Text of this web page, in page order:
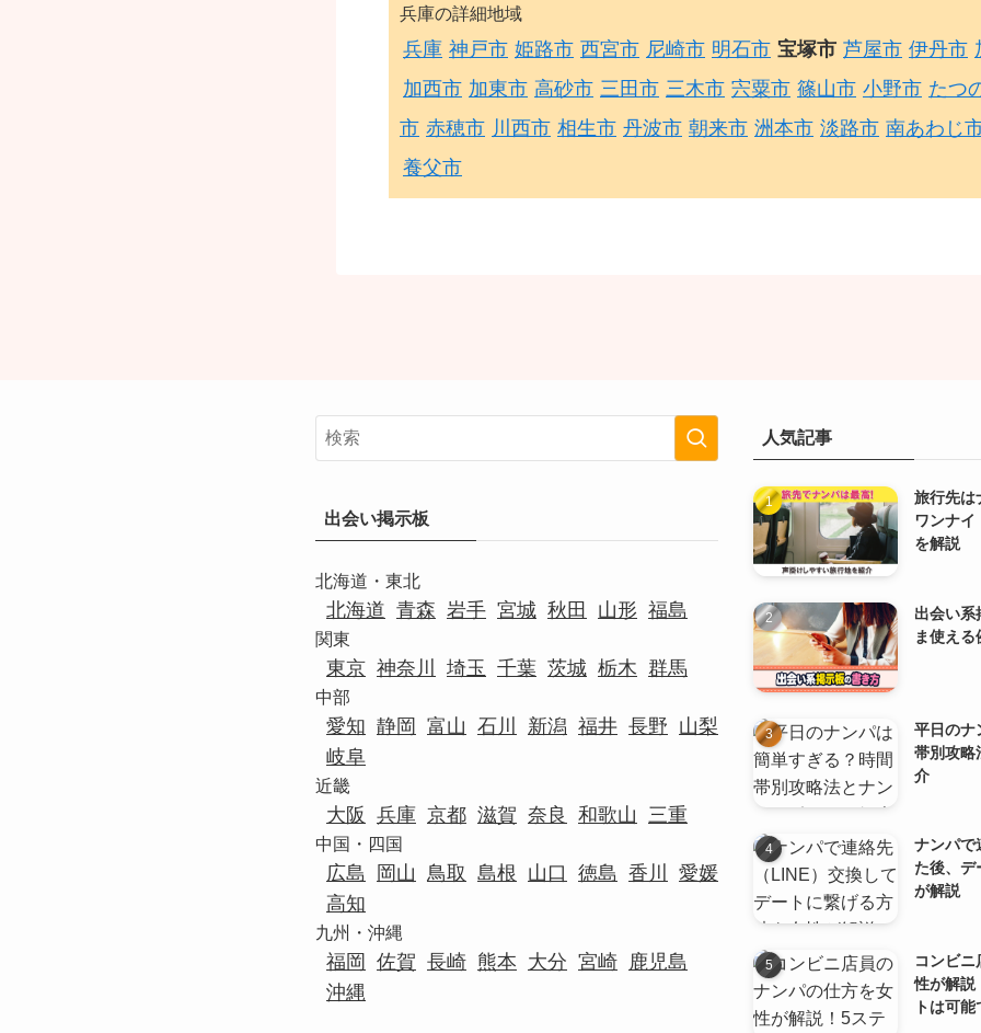
兵庫の詳細地域
兵庫 神戸市 姫路市 西宮市 尼崎市 明石市 宝塚市 芦屋市 伊丹市
加西市 加東市 高砂市 三田市 三木市 宍粟市 篠山市 小野市 たつ
市 赤穂市 川西市 相生市 丹波市 朝来市 洲本市 淡路市 南あわじ
養父市
出会い掲示板
北海道・東北
北海道 青森 岩手 宮城 秋田 山形 福島
関東
東京 神奈川 埼玉 千葉 茨城 栃木 群馬
中部
愛知 静岡 富山 石川 新潟 福井 長野 山梨
岐阜
近畿
大阪 兵庫 京都 滋賀 奈良 和歌山 三重
中国・四国
広島 岡山 鳥取 島根 山口 徳島 香川
愛媛
高知
九州・沖縄
福岡 佐賀 長崎 熊本 大分 宮崎 鹿児島
沖縄
人気記事
旅行先は
ワンナ
を解説
出会い系
ま使え
平日のナ
帯別攻略
介
ナンパで
た後、デ
が解説
コンビ
性が解説
トは可能